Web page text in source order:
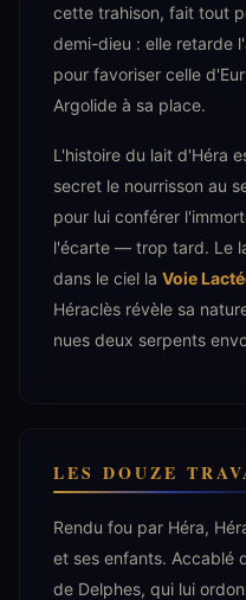
cette trahison, fait tout
demi-dieu : elle retarde
pour favoriser celle
Argolide à sa place.
L'histoire du lait d'Héra
secret le nourrisson au
pour lui conférer
l'écarte — trop tard. Le
dans le ciel la Voie
Héraclès révèle sa
nues deux serpents
LES DOUZE
Rendu fou par Héra,
et ses enfants. Accablé
de Delphes, qui lui